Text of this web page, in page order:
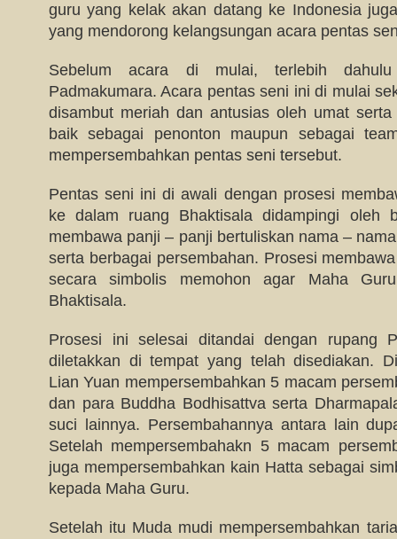
guru yang kelak akan datang ke Indonesia
yang mendorong kelangsungan acara pentas
Sebelum acara di mulai, terlebih dahulu
Padmakumara. Acara pentas seni ini di mulai
disambut meriah dan antusias oleh umat
baik sebagai penonton maupun sebagai
mempersembahkan pentas seni tersebut.
Pentas seni ini di awali dengan prosesi
ke dalam ruang Bhaktisala didampingi oleh
membawa panji – panji bertuliskan nama –
serta berbagai persembahan. Prosesi
secara simbolis memohon agar Maha
Bhaktisala.
Prosesi ini selesai ditandai dengan rupang
diletakkan di tempat yang telah disediakan.
Lian Yuan mempersembahkan 5 macam
dan para Buddha Bodhisattva serta
suci lainnya. Persembahannya antara lain
Setelah mempersembahakn 5 macam
juga mempersembahkan kain Hatta sebagai
kepada Maha Guru.
Setelah itu Muda mudi mempersembahkan